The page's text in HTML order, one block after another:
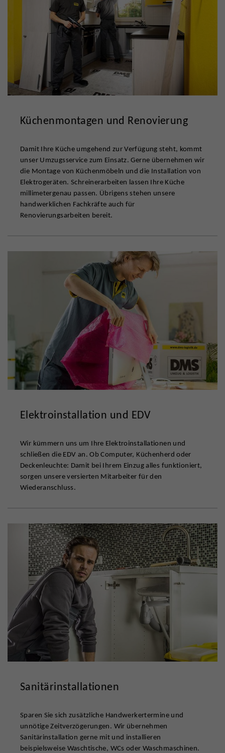
Küchenmontagen und Renovierung
Damit Ihre Küche umgehend zur Verfügung steht, kommt
unser Umzugsservice zum Einsatz. Gerne übernehmen wir
die Montage von Küchenmöbeln und die Installation von
Elektrogeräten. Schreinerarbeiten lassen Ihre Küche
millimetergenau passen. Übrigens stehen unsere
handwerklichen Fachkräfte auch für
Renovierungsarbeiten bereit.
Elektroinstallation und EDV
Wir kümmern uns um Ihre Elektroinstallationen und
schließen die EDV an. Ob Computer, Küchenherd oder
Deckenleuchte: Damit bei Ihrem Einzug alles funktioniert,
sorgen unsere versierten Mitarbeiter für den
Wiederanschluss.
Sanitärinstallationen
Sparen Sie sich zusätzliche Handwerkertermine und
unnötige Zeitverzögerungen. Wir übernehmen
Sanitärinstallation gerne mit und installieren
beispielsweise Waschtische, WCs oder Waschmaschinen.